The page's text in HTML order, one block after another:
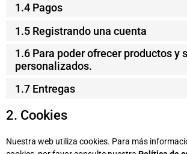
1.4 Pagos
1.5 Registrando una cuenta
1.6 Para poder ofrecer productos y
personalizados.
1.7 Entregas
2. Cookies
Nuestra web utiliza cookies. Para más